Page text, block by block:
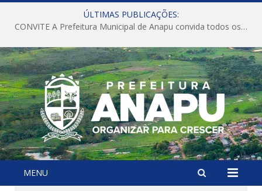
ÚLTIMAS PUBLICAÇÕES:
CONVITE A Prefeitura Municipal de Anapu convida todos os servidores públicos municipais para participarem da Audiência Pública de discussão da Lei de Diretrizes Orçamentárias (LDO), importante instrumento de planejamento das ações e investimentos da Administração Pública para o próximo exercício financeiro.
MENU